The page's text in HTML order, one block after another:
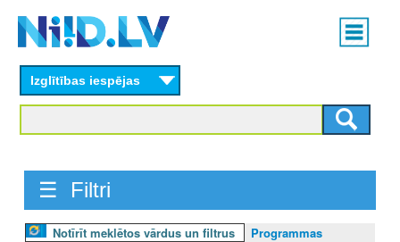
content
Main
menu
Izglītības iespējas
☰ Filtri
Notīrīt meklētos vārdus un filtrus
Programmas